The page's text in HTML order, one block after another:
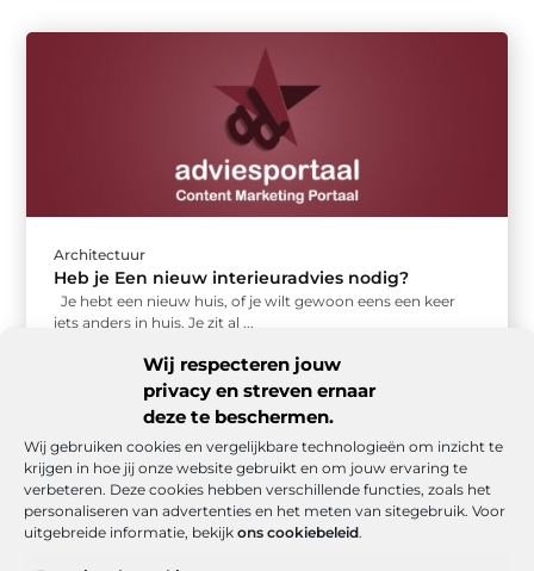
Wij respecteren jouw
privacy en streven ernaar
deze te beschermen.
Wij gebruiken cookies en vergelijkbare technologieën om inzicht te
krijgen in hoe jij onze website gebruikt en om jouw ervaring te
verbeteren. Deze cookies hebben verschillende functies, zoals het
personaliseren van advertenties en het meten van sitegebruik. Voor
uitgebreide informatie, bekijk ons cookiebeleid.
Architectuur
Heb je Een nieuw interieuradvies nodig?
Je hebt een nieuw huis, of je wilt gewoon eens een keer
iets anders in huis. Je zit al ...